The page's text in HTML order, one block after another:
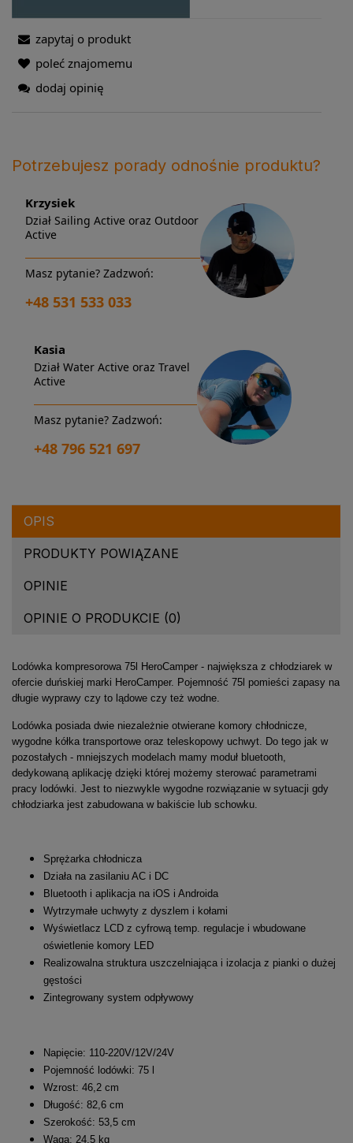
zapytaj o produkt
poleć znajomemu
dodaj opinię
Potrzebujesz porady odnośnie produktu?
Krzysiek
Dział Sailing Active oraz Outdoor
Active
Masz pytanie? Zadzwoń:
+48 531 533 033
Kasia
Dział Water Active oraz Travel
Active
Masz pytanie? Zadzwoń:
+48 796 521 697
OPIS
PRODUKTY POWIĄZANE
OPINIE
OPINIE O PRODUKCIE (0)
Lodówka kompresorowa 75l HeroCamper - największa z chłodziarek w
ofercie duńskiej marki HeroCamper. Pojemność 75l pomieści zapasy na
długie wyprawy czy to lądowe czy też wodne.
Lodówka posiada dwie niezależnie otwierane komory chłodnicze,
wygodne kółka transportowe oraz teleskopowy uchwyt. Do tego jak w
pozostałych - mniejszych modelach mamy moduł bluetooth,
dedykowaną aplikację dzięki której możemy sterować parametrami
pracy lodówki. Jest to niezwykle wygodne rozwiązanie w sytuacji gdy
chłodziarka jest zabudowana w bakiście lub schowku.
Sprężarka chłodnicza
Działa na zasilaniu AC i DC
Bluetooth i aplikacja na iOS i Androida
Wytrzymałe uchwyty z dyszlem i kołami
Wyświetlacz LCD z cyfrową temp. regulacje i wbudowane
oświetlenie komory LED
Realizowalna struktura uszczelniająca i izolacja z pianki o dużej
gęstości
Zintegrowany system odpływowy
Napięcie: 110-220V/12V/24V
Pojemność lodówki: 75 l
Wzrost: 46,2 cm
Długość: 82,6 cm
Szerokość: 53,5 cm
Waga: 24,5 kg